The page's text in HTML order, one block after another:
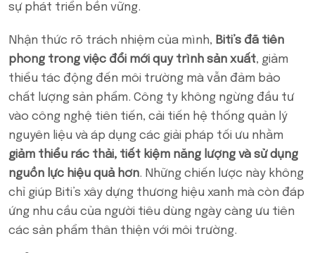
sự phát triển bền vững.
Nhận thức rõ trách nhiệm của mình, Biti’s đã tiên
phong trong việc đổi mới quy trình sản xuất, giảm
thiểu tác động đến môi trường mà vẫn đảm bảo
chất lượng sản phẩm. Công ty không ngừng đầu tư
vào công nghệ tiên tiến, cải tiến hệ thống quản lý
nguyên liệu và áp dụng các giải pháp tối ưu nhằm
giảm thiểu rác thải, tiết kiệm năng lượng và sử dụng
nguồn lực hiệu quả hơn. Những chiến lược này không
chỉ giúp Biti’s xây dựng thương hiệu xanh mà còn đáp
ứng nhu cầu của người tiêu dùng ngày càng ưu tiên
các sản phẩm thân thiện với môi trường.